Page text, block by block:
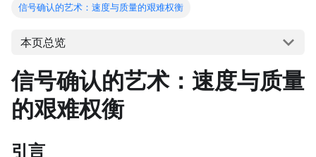
信号确认的艺术：速度与质量的艰难权衡
本页总览
信号确认的艺术：速度与质量
的艰难权衡
引言